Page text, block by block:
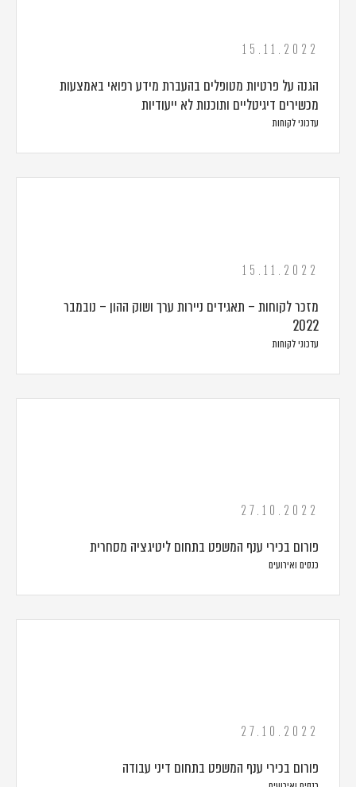
15.11.2022
הגנה על פרטיות מטופלים בהעברת מידע רפואי באמצעות
מכשירים דיגיטליים ותוכנות לא ייעודיות
עדכוני לקוחות
15.11.2022
מזכר לקוחות – תאגידים ניירות ערך ושוק ההון – נובמבר
2022
עדכוני לקוחות
27.10.2022
פורום בכירי ענף המשפט בתחום ליטיגציה מסחרית
כנסים ואירועים
27.10.2022
פורום בכירי ענף המשפט בתחום דיני עבודה